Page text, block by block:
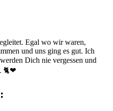
Egal wo wir waren,
und uns ging es gut. Ich
Dich nie vergessen und
🐈❤